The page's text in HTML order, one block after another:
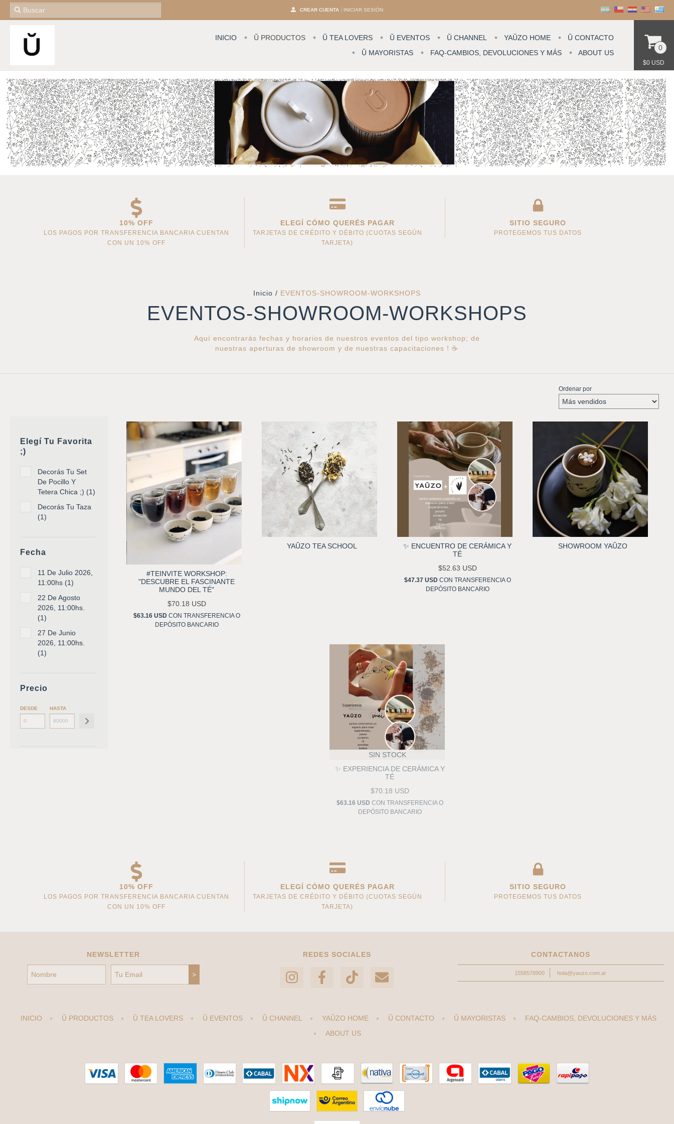
CREAR CUENTA INICIAR SESIÓN
INICIO Ŭ PRODUCTOS Ŭ TEA LOVERS Ŭ EVENTOS Ŭ CHANNEL YAŬZO HOME
Ŭ CONTACTO
Ŭ MAYORISTAS
FAQ-CAMBIOS, DEVOLUCIONES Y MÁS ABOUT US
0
$0 USD
10% OFF
LOS PAGOS POR TRANSFERENCIA BANCARIA CUENTAN
CON UN 10% OFF
ELEGÍ CÓMO QUERÉS PAGAR
TARJETAS DE CRÉDITO Y DÉBITO (CUOTAS SEGÚN
TARJETA)
SITIO SEGURO
PROTEGEMOS TUS DATOS
Inicio / EVENTOS-SHOWROOM-WORKSHOPS
EVENTOS-SHOWROOM-WORKSHOPS
Aquí encontrarás fechas y horarios de nuestros eventos del tipo workshop; de
nuestras aperturas de showroom y de nuestras capacitaciones ! ☕
Ordenar por
Elegí Tu Favorita
;)
Decorás Tu Set
De Pocillo Y
Tetera Chica ;) (1)
Decorás Tu Taza
(1)
Fecha
11 De Julio 2026,
11:00hs (1)
22 De Agosto
2026, 11:00hs.
(1)
27 De Junio
2026, 11:00hs.
(1)
Precio
DESDE HASTA
#TEINVITE WORKSHOP:
"DESCUBRE EL FASCINANTE
MUNDO DEL TÉ"
$70.18 USD
$63.16 USD CON TRANSFERENCIA O
DEPÓSITO BANCARIO
YAŬZO TEA SCHOOL
✨ ENCUENTRO DE CERÁMICA Y
TÉ
$52.63 USD
$47.37 USD CON TRANSFERENCIA O
DEPÓSITO BANCARIO
SHOWROOM YAŬZO
SIN STOCK
✨ EXPERIENCIA DE CERÁMICA Y
TÉ
$70.18 USD
$63.16 USD CON TRANSFERENCIA O
DEPÓSITO BANCARIO
10% OFF
LOS PAGOS POR TRANSFERENCIA BANCARIA CUENTAN
CON UN 10% OFF
ELEGÍ CÓMO QUERÉS PAGAR
TARJETAS DE CRÉDITO Y DÉBITO (CUOTAS SEGÚN
TARJETA)
SITIO SEGURO
PROTEGEMOS TUS DATOS
NEWSLETTER REDES SOCIALES CONTACTANOS
1558578900 hola@yauzo.com.ar
INICIO Ŭ PRODUCTOS Ŭ TEA LOVERS Ŭ EVENTOS Ŭ CHANNEL YAŬZO HOME Ŭ CONTACTO Ŭ MAYORISTAS
FAQ-CAMBIOS, DEVOLUCIONES Y MÁS
ABOUT US